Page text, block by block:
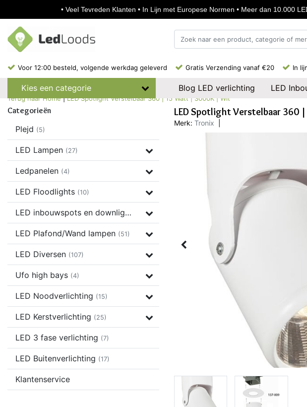
Voor 12:00 besteld, volgende werkdag geleverd Gratis Verzending vanaf €20 In
Kies een categorie Blog LED verlichting LED
Terug naar Home|LED Spotlight Verstelbaar 360 | 15 Watt | 3000K | Wit
Categorieën
Plejd (5)
LED Lampen (27)
Ledpanelen (4)
LED Floodlights (10)
LED inbouwspots en downlights (37)
LED Plafond/Wand lampen (51)
LED Diversen (107)
Ufo high bays (4)
LED Noodverlichting (15)
LED Kerstverlichting (25)
LED 3 fase verlichting (7)
LED Buitenverlichting (17)
Klantenservice
LED Spotlight Verstelbaar
Merk: Tronix
• Veel Tevreden Klanten • In Lijn met Europese Normen • Meer dan 10.000